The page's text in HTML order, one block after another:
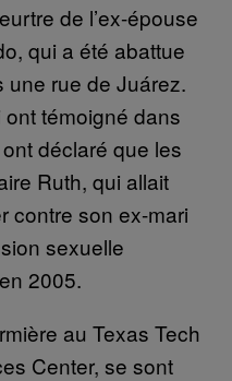
de l’ex-épouse
qui a été abattue
rue de Juárez.
témoigné dans
déclaré que les
Ruth, qui allait
contre son ex-mari
sexuelle
2005.
au Texas Tech
Center, se sont